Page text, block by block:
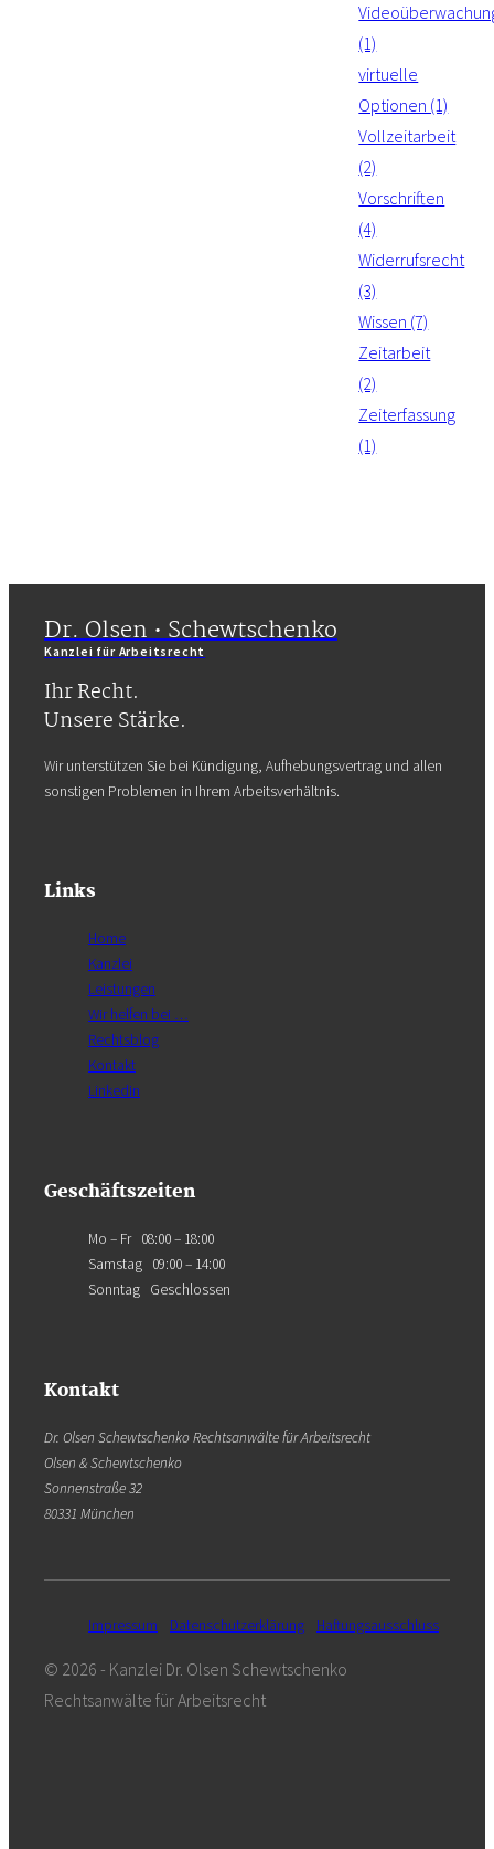
(1)
virtuelle
Optionen (1)
Vollzeitarbeit
(2)
Vorschriften
(4)
Widerrufsrecht
(3)
Wissen (7)
Zeitarbeit
(2)
Zeiterfassung
(1)
Dr. Olsen • Schewtschenko
Kanzlei für Arbeitsrecht
Ihr Recht.
Unsere Stärke.
Wir unterstützen Sie bei Kündigung, Aufhebungsvertrag und allen
sonstigen Problemen in Ihrem Arbeitsverhältnis.
Links
Home
Kanzlei
Leistungen
Wir helfen bei …
Rechtsblog
Kontakt
Linkedin
Geschäftszeiten
Mo – Fr 08:00 – 18:00
Samstag 09:00 – 14:00
Sonntag Geschlossen
Kontakt
Dr. Olsen Schewtschenko Rechtsanwälte für Arbeitsrecht
Olsen & Schewtschenko
Sonnenstraße 32
80331 München
Impressum Datenschutzerklärung Haftungsausschluss
© 2026 - Kanzlei Dr. Olsen Schewtschenko
Rechtsanwälte für Arbeitsrecht